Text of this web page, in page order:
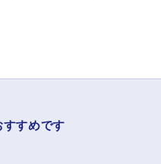
すめです